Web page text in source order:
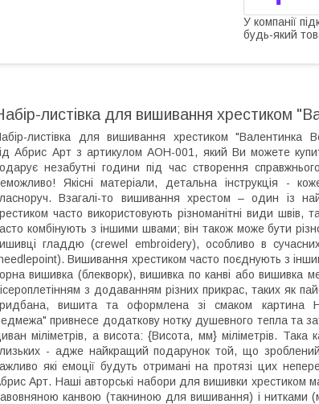
У компанії
будь-який
листівка для вишивання хрестиком
листівка для вишивання хрестиком
Абрис Арт з артикулом AOH-001, який Ви можете
незабутні години під час створення
Якісні матеріали, детальна інструкція -
Взагалі-то вишивання хрестом – один із
часто використовують різноманітні види
комбінують з іншими швами; він також може бути
гладдю (crewel embroidery), особливо в
Вишивання хрестиком часто поєднують з
вишивка (блекворк), вишивка по канві або вишивка
з додаванням різних прикрас, таких як
вишита та оформлена зі смаком картина
привнесе додаткову нотку душевного тепла та
міліметрів, а висота: {Висота, мм} міліметрів.
- адже найкращий подарунок той, що
які емоції будуть отримані на протязі цих
Арт. Наші авторські набори для вишивки хрестиком
канвою (такниною для вишивання) і нитками